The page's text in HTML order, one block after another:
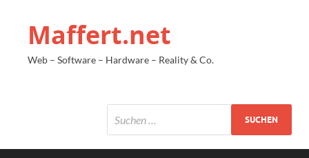
Maffert.net
Web – Software – Hardware – Reality & Co.